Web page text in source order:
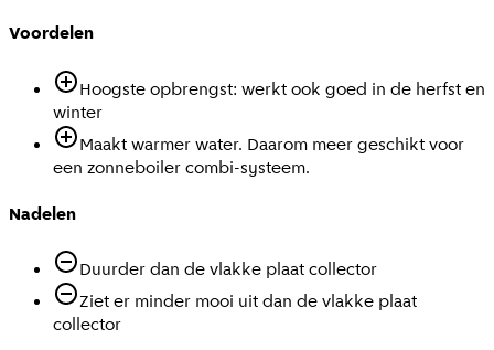
Voordelen
Hoogste opbrengst: werkt ook goed in de herfst en
winter
Maakt warmer water. Daarom meer geschikt voor
een zonneboiler combi-systeem.
Nadelen
Duurder dan de vlakke plaat collector
Ziet er minder mooi uit dan de vlakke plaat
collector